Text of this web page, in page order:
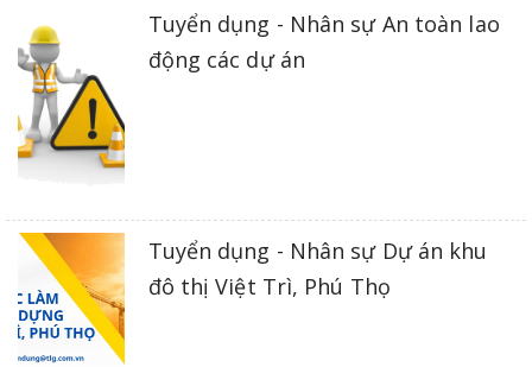
Tuyển dụng - Nhân sự An toàn lao
động các dự án
Tuyển dụng - Nhân sự Dự án khu
đô thị Việt Trì, Phú Thọ